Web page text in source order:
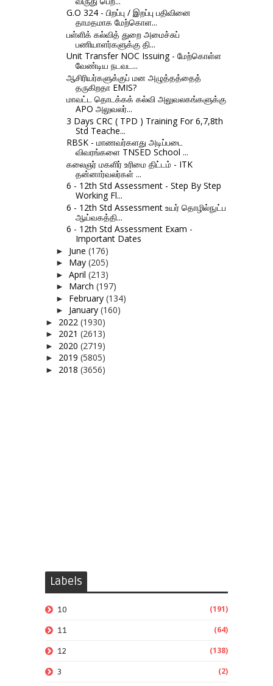
G.O 324 - பிறப்பு / இறப்பு பதிவினை
தாமதமாக மேற்கொள...
பள்ளிக் கல்வித் துறை அமைச்சுப்
பணியாளர்களுக்கு தி...
Unit Transfer NOC Issuing - மேற்கொள்ள
வேண்டிய நடவட...
ஆசிரியர்களுக்குப் மன அழுத்தத்தைத்
தருகிறதா EMIS?
மாவட்ட தொடக்கக் கல்வி அலுவலகங்களுக்கு
APO அலுவலர்...
3 Days CRC ( TPD ) Training For 6,7,8th
Std Teache...
RBSK - மாணவர்களது அடிப்படை
விவரங்களை TNSED School ...
கலைஞர் மகளிர் உரிமை திட்டம் - ITK
தன்னார்வலர்கள் ...
6 - 12th Std Assessment - Step By Step
Working Fl...
6 - 12th Std Assessment உயர் தொழில்நுட்ப
ஆய்வகத்தி...
6 - 12th Std Assessment Exam -
Important Dates
► June (176)
► May (205)
► April (213)
► March (197)
► February (134)
► January (160)
► 2022 (1930)
► 2021 (2613)
► 2020 (2719)
► 2019 (5805)
► 2018 (3656)
Labels
10 (191)
11 (64)
12 (138)
3 (2)